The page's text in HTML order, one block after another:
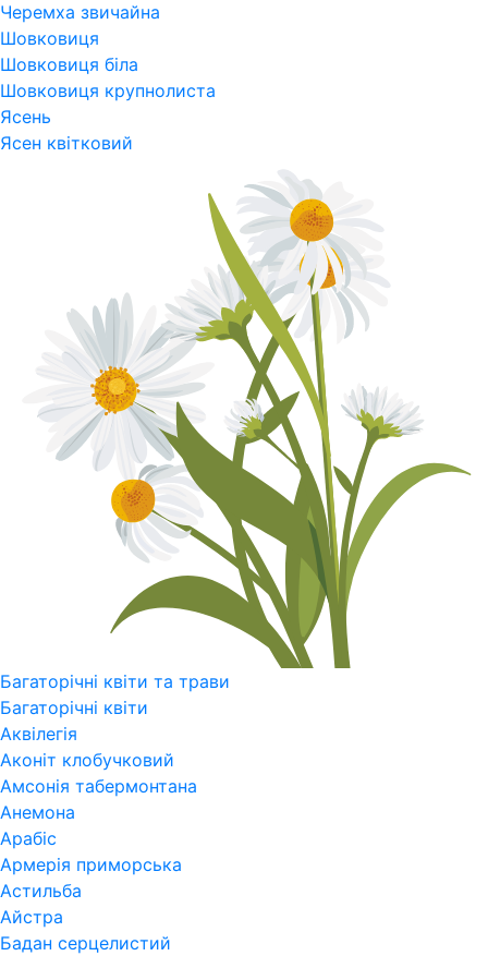
Черемха звичайна
Шовковиця
Шовковиця біла
Шовковиця крупнолиста
Ясень
Ясен квітковий
Багаторічні квіти та трави
Багаторічні квіти
Аквілегія
Аконіт клобучковий
Амсонія табермонтана
Анемона
Арабіс
Армерія приморська
Астильба
Айстра
Бадан серцелистий